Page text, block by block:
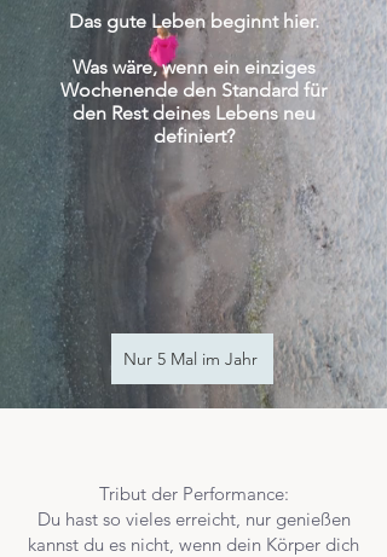
Das gute Leben beginnt hier.
Was wäre, wenn ein einziges
Wochenende den Standard für
den Rest deines Lebens neu
definiert?
Nur 5 Mal im Jahr
Tribut der Performance:
Du hast so vieles erreicht, nur genießen
kannst du es nicht, wenn dein Körper dich